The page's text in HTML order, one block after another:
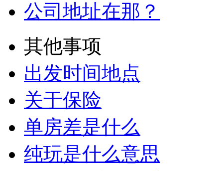
公司地址在那？
其他事项
出发时间地点
关于保险
单房差是什么
纯玩是什么意思